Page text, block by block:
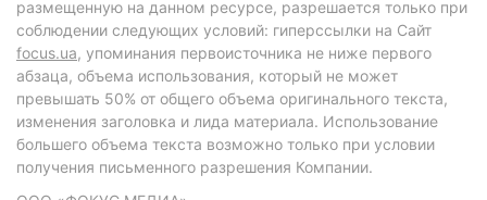
размещенную на данном ресурсе, разрешается только при
соблюдении следующих условий: гиперссылки на Сайт
focus.ua, упоминания первоисточника не ниже первого
абзаца, объема использования, который не может
превышать 50% от общего объема оригинального текста,
изменения заголовка и лида материала. Использование
большего объема текста возможно только при условии
получения письменного разрешения Компании.